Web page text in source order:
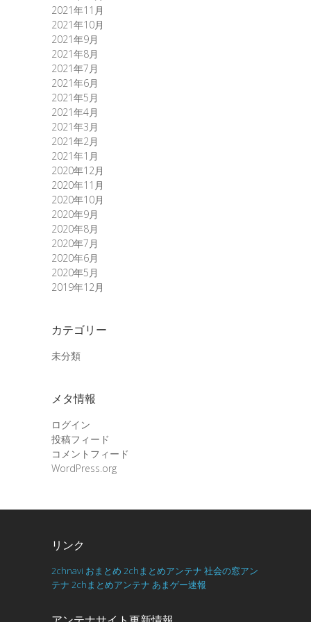
2021年11月
2021年10月
2021年9月
2021年8月
2021年7月
2021年6月
2021年5月
2021年4月
2021年3月
2021年2月
2021年1月
2020年12月
2020年11月
2020年10月
2020年9月
2020年8月
2020年7月
2020年6月
2020年5月
2019年12月
カテゴリー
未分類
メタ情報
ログイン
投稿フィード
コメントフィード
WordPress.org
リンク
2chnavi おまとめ 2chまとめアンテナ 社会の窓アン
テナ 2chまとめアンテナ あまゲー速報